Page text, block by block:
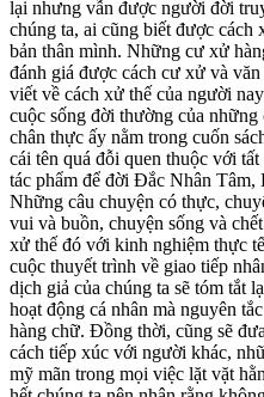
lại nhưng vẫn được người đời
chúng ta, ai cũng biết được cách
bản thân mình. Những cư xử
đánh giá được cách cư xử và
viết về cách xử thế của người
cuộc sống đời thường của
chân thực ấy nằm trong cuốn
cái tên quá đỗi quen thuộc với
tác phẩm để đời Đắc Nhân
Những câu chuyện có thực,
vui và buồn, chuyện sống và
xử thế đó với kinh nghiệm thực
cuộc thuyết trình về giao tiếp
dịch giả của chúng ta sẽ tóm tắt
hoạt động cá nhân mà nguyên
hàng chữ. Đồng thời, cũng sẽ
cách tiếp xúc với người khác,
mỹ mãn trong mọi việc lặt vặt